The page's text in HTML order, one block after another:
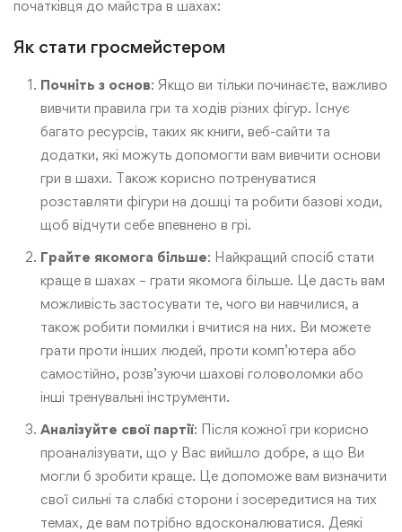
початківця до майстра в шахах:
Як стати гросмейстером
Почніть з основ: Якщо ви тільки починаєте, важливо
вивчити правила гри та ходів різних фігур. Існує
багато ресурсів, таких як книги, веб-сайти та
додатки, які можуть допомогти вам вивчити основи
гри в шахи. Також корисно потренуватися
розставляти фігури на дошці та робити базові ходи,
щоб відчути себе впевнено в грі.
Грайте якомога більше: Найкращий спосіб стати
краще в шахах – грати якомога більше. Це дасть вам
можливість застосувати те, чого ви навчилися, а
також робити помилки і вчитися на них. Ви можете
грати проти інших людей, проти комп’ютера або
самостійно, розв’зуючи шахові головоломки або
інші тренувальні інструменти.
Аналізуйте свої партії: Після кожної гри корисно
проаналізувати, що у Вас вийшло добре, а що Ви
могли б зробити краще. Це допоможе вам визначити
свої сильні та слабкі сторони і зосередитися на тих
темах, де вам потрібно вдосконалюватися. Деякі